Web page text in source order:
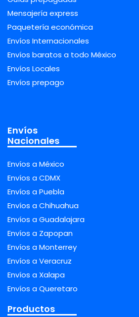
Mensajería express
Paquetería económica
Envíos Internacionales
Envíos baratos a todo México
Envíos Locales
Envíos prepago
Envíos
Nacionales
Envíos a México
Envíos a CDMX
Envíos a Puebla
Envíos a Chihuahua
Envíos a Guadalajara
Envíos a Zapopan
Envíos a Monterrey
Envíos a Veracruz
Envíos a Xalapa
Envíos a Queretaro
Productos